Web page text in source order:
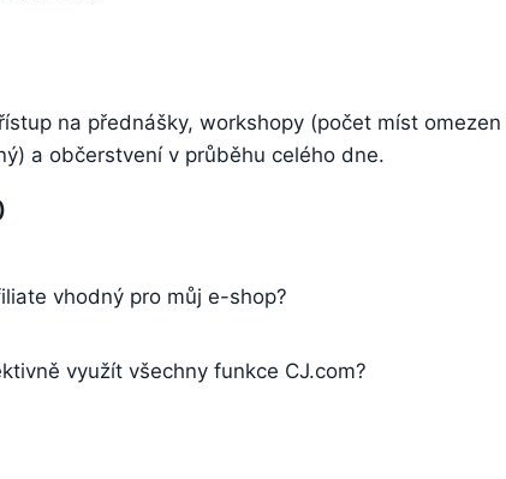
na přednášky, workshopy (počet míst omezen
a občerstvení v průběhu celého dne.
vhodný pro můj e-shop?
využít všechny funkce CJ.com?